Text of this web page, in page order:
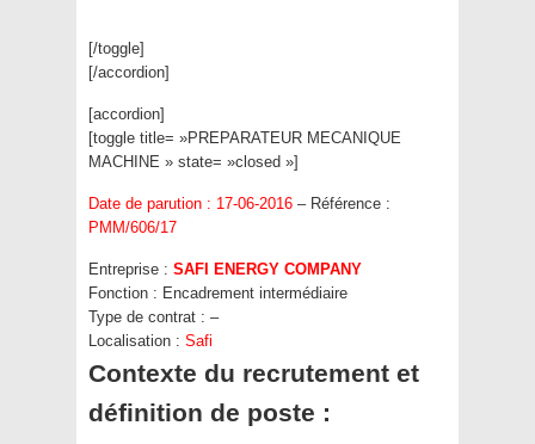
[/toggle]
[/accordion]
[accordion]
[toggle title= »PREPARATEUR MECANIQUE
MACHINE » state= »closed »]
Date de parution : 17-06-2016 – Référence :
PMM/606/17
Entreprise : SAFI ENERGY COMPANY
Fonction : Encadrement intermédiaire
Type de contrat : –
Localisation : Safi
Contexte du recrutement et
définition de poste :